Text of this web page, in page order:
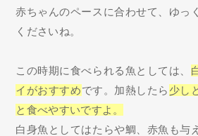
赤ちゃんのペースに合わせて、ゆっ
くださいね。
この時期に食べられる魚としては、
イがおすすめです。加熱したら 少し
と食べやすいですよ。
白身魚としてはたらや鯛、赤魚も与